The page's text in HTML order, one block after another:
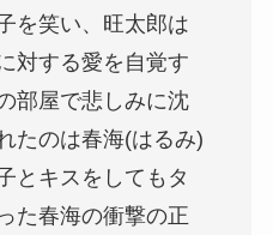
を笑い、旺太郎は
対する愛を自覚す
部屋で悲しみに沈
たのは春海(はるみ)
とキスをしてもタ
た春海の衝撃の正